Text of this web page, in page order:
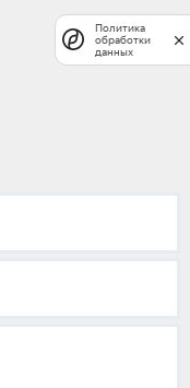
Политика
обработки
данных